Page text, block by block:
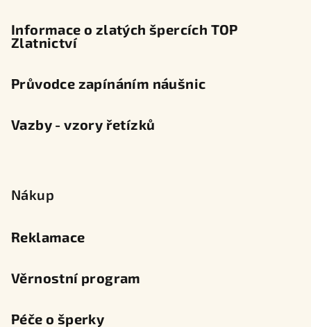
Informace o zlatých špercích TOP
Zlatnictví
Průvodce zapínáním náušnic
Vazby - vzory řetízků
Nákup
Reklamace
Věrnostní program
Péče o šperky